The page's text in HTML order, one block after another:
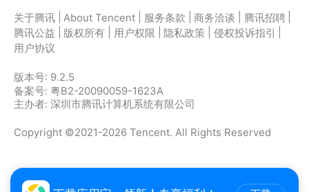
以上功能将逐步开发
了解更多产品进展，欢迎关注以下渠道
官网：aliyundrive.com
关于腾讯 About Tencent 服务条款 商务洽谈 腾讯招聘
腾讯公益
版权所有 用户权限 隐私政策 侵权投诉指引
用户协议
版本号: 9.2.5
备案号: 粤B2-20090059-1623A
主办者: 深圳市腾讯计算机系统有限公司
Copyright ©2021-2026 Tencent. All Rights Reserved